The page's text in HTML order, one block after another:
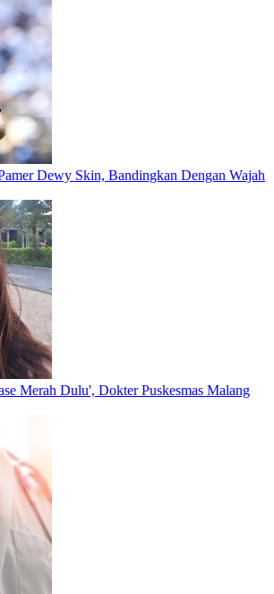
Dewy Skin, Bandingkan Dengan Wajah
Merah Dulu', Dokter Puskesmas Malang